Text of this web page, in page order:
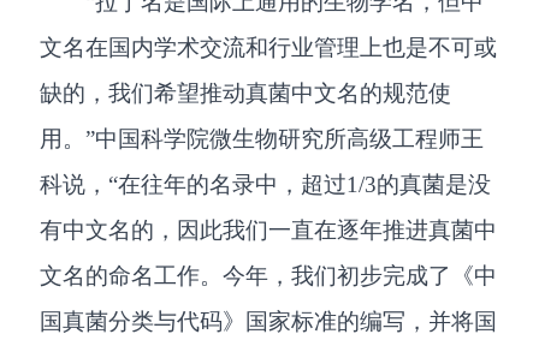
文名在国内学术交流和行业管理上也是不可或
缺的，我们希望推动真菌中文名的规范使
用。”中国科学院微生物研究所高级工程师王
科说，“在往年的名录中，超过1/3的真菌是没
有中文名的，因此我们一直在逐年推进真菌中
文名的命名工作。今年，我们初步完成了《中
国真菌分类与代码》国家标准的编写，并将国